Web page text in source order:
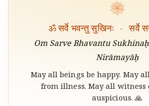
❀
ॐ सर्वे भवन्तु सुखिनः · सर्वे
Om Sarve Bhavantu
Nirāmayāḥ
May all beings be happy. May
from illness. May all
auspicious. 🙏